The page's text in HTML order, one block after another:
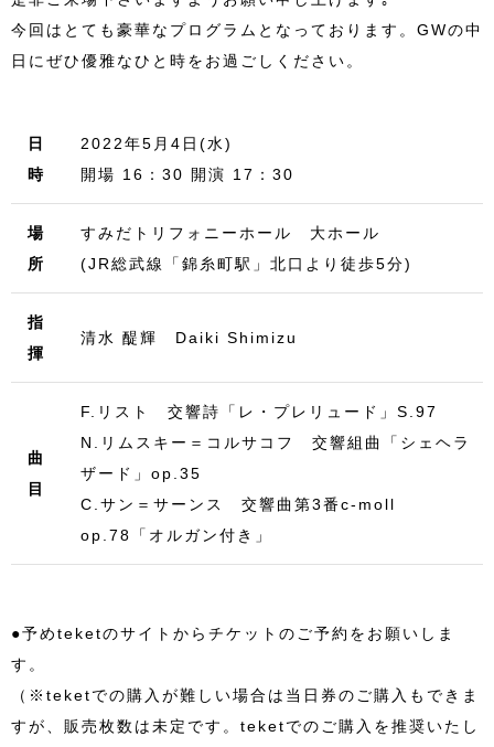
今回はとても豪華なプログラムとなっております。GWの中
日にぜひ優雅なひと時をお過ごしください。
日
時
2022年5月4日(水)
開場 16：30 開演 17：30
場
所
すみだトリフォニーホール 大ホール
(JR総武線「錦糸町駅」北口より徒歩5分)
指
揮
清水 醍輝 Daiki Shimizu
曲
目
F.リスト 交響詩「レ・プレリュード」S.97
N.リムスキー＝コルサコフ 交響組曲「シェヘラ
ザード」op.35
C.サン＝サーンス 交響曲第3番c-moll
op.78「オルガン付き」
●予めteketのサイトからチケットのご予約をお願いしま
す。
（※teketでの購入が難しい場合は当日券のご購入もできま
すが、販売枚数は未定です。teketでのご購入を推奨いたし